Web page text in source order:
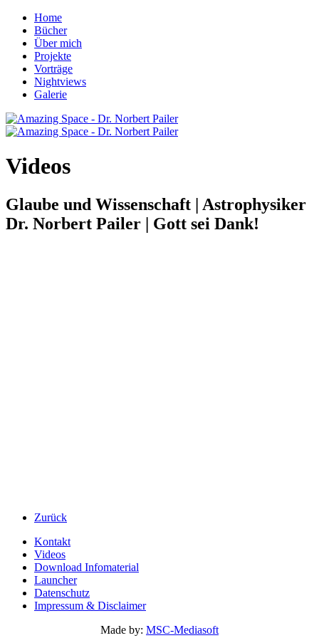
Home
Bücher
Über mich
Projekte
Vorträge
Nightviews
Galerie
Videos
Glaube und Wissenschaft | Astrophysiker
Dr. Norbert Pailer | Gott sei Dank!
Zurück
Kontakt
Videos
Download Infomaterial
Launcher
Datenschutz
Impressum & Disclaimer
Made by: MSC-Mediasoft